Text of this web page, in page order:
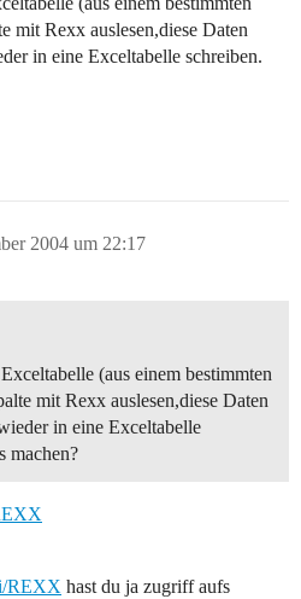
mit Rexx auslesen,diese Daten
in eine Exceltabelle schreiben.
2004 um 22:17
(aus einem bestimmten
mit Rexx auslesen,diese Daten
in eine Exceltabelle
machen?
REXX hast du ja zugriff aufs